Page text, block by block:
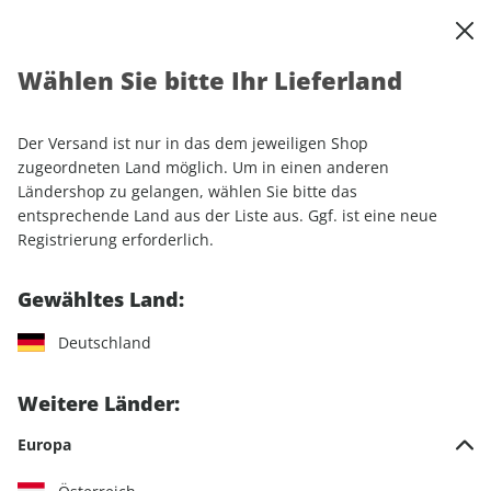
Startseite Rechtliches
Datenschutzhinweise
(Datenschutzerklärung)
Onlineangebot „MPS Aboshop“ (Online-Shop), abrufbar
insbesondere unter
auch dann, sobald von einem unserer Angebote – wie etwa
eingebetteten Inhalten – auf sie verwiesen wird, und zwar
aufrufen oder nutzen.
Wählen Sie bitte Ihr Lieferland
Der Versand ist nur in das dem jeweiligen Shop
zugeordneten Land möglich. Um in einen anderen
Ländershop zu gelangen, wählen Sie bitte das
entsprechende Land aus der Liste aus. Ggf. ist eine neue
Registrierung erforderlich.
Gewähltes Land:
Deutschland
Weitere Länder:
Europa